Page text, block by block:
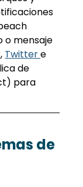
o mensaje
, Twitter e
de
para
de